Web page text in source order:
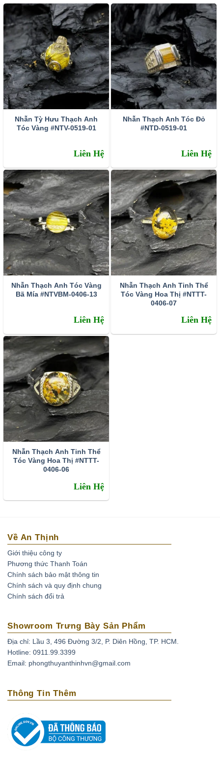
Nhẫn Tỳ Hưu Thạch Anh
Tóc Vàng #NTV-0519-01
Liên Hệ
Nhẫn Thạch Anh Tóc Đỏ
#NTD-0519-01
Liên Hệ
Nhẫn Thạch Anh Tóc Vàng
Bã Mía #NTVBM-0406-13
Liên Hệ
Nhẫn Thạch Anh Tinh Thể
Tóc Vàng Hoa Thị #NTTT-
0406-07
Liên Hệ
Nhẫn Thạch Anh Tinh Thể
Tóc Vàng Hoa Thị #NTTT-
0406-06
Liên Hệ
Về An Thịnh
Giới thiệu công ty
Phương thức Thanh Toán
Chính sách bảo mật thông tin
Chính sách và quy định chung
Chính sách đổi trả
Showroom Trưng Bày Sản Phẩm
Địa chỉ: Lầu 3, 496 Đường 3/2, P. Diên Hồng, TP. HCM.
Hotline: 0911.99.3399
Email: phongthuyanthinhvn@gmail.com
Thông Tin Thêm